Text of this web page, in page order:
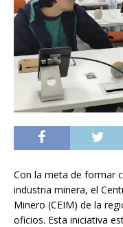
Con la meta de formar
industria minera, el
Minero (CEIM) de la
oficios. Esta iniciativa